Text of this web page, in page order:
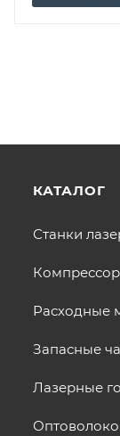
КАТАЛОГ
Станки
Расходные
Запасные
Лазерные